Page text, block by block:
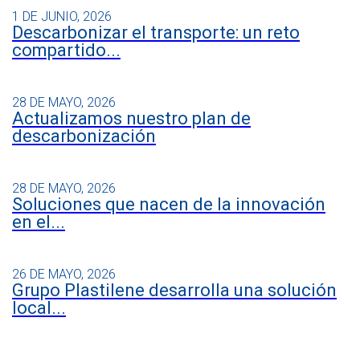
1 DE JUNIO, 2026
Descarbonizar el transporte: un reto
compartido...
28 DE MAYO, 2026
Actualizamos nuestro plan de
descarbonización
28 DE MAYO, 2026
Soluciones que nacen de la innovación
en el...
26 DE MAYO, 2026
Grupo Plastilene desarrolla una solución
local...